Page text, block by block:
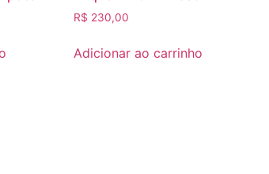
R$ 230,00
Adicionar ao carrinho